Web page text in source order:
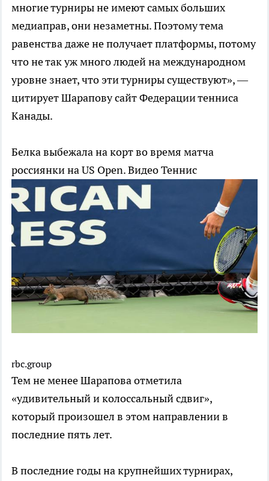
многие турниры не имеют самых больших
медиаправ, они незаметны. Поэтому тема
равенства даже не получает платформы, потому
что не так уж много людей на международном
уровне знает, что эти турниры существуют», —
цитирует Шарапову сайт Федерации тенниса
Канады.
Белка выбежала на корт во время матча
россиянки на US Open. ВидеоТеннис
rbc.group
Тем не менее Шарапова отметила
«удивительный и колоссальный сдвиг»,
который произошел в этом направлении в
последние пять лет.
В последние годы на крупнейших турнирах,